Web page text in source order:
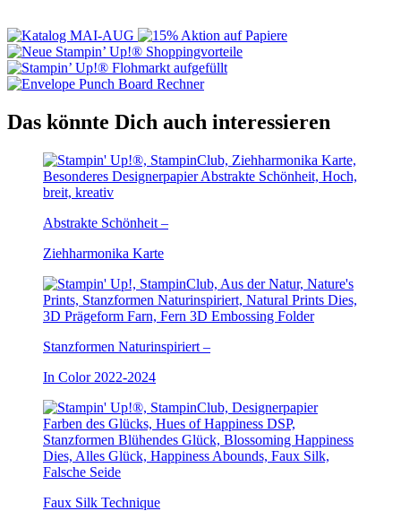
Das könnte Dich auch interessieren
Abstrakte Schönheit –
Ziehharmonika Karte
Stanzformen Naturinspiriert –
In Color 2022-2024
Faux Silk Technique